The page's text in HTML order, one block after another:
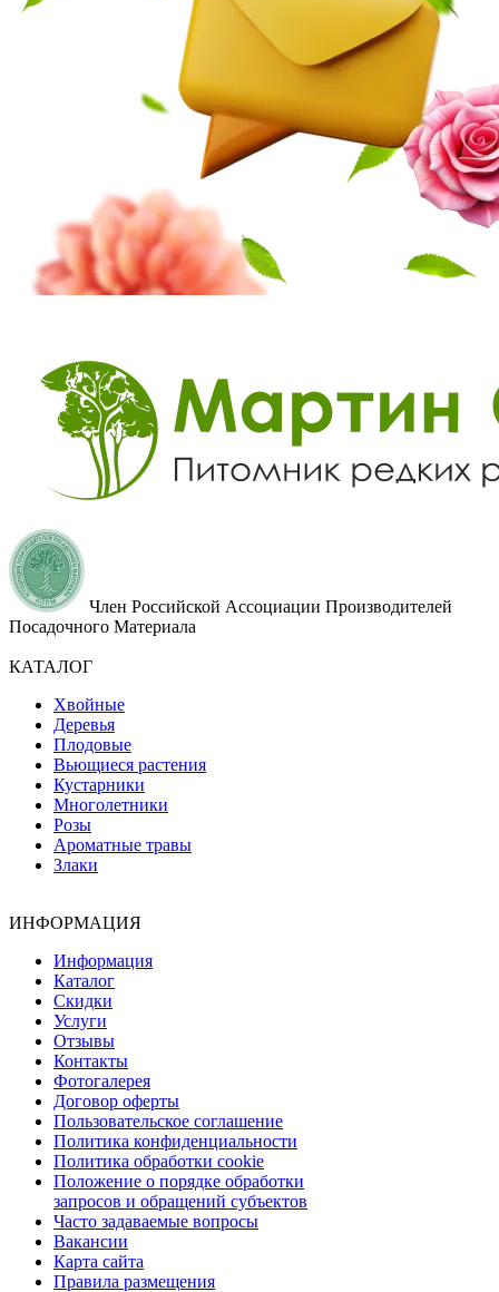
Член Российской Ассоциации Производителей
Посадочного Материала
КАТАЛОГ
Хвойные
Деревья
Плодовые
Вьющиеся растения
Кустарники
Многолетники
Розы
Ароматные травы
Злаки
ИНФОРМАЦИЯ
Информация
Каталог
Скидки
Услуги
Отзывы
Контакты
Фотогалерея
Договор оферты
Пользовательское соглашение
Политика конфиденциальности
Политика обработки cookie
Положение о порядке обработки
запросов и обращений субъектов
Часто задаваемые вопросы
Вакансии
Карта сайта
Правила размещения